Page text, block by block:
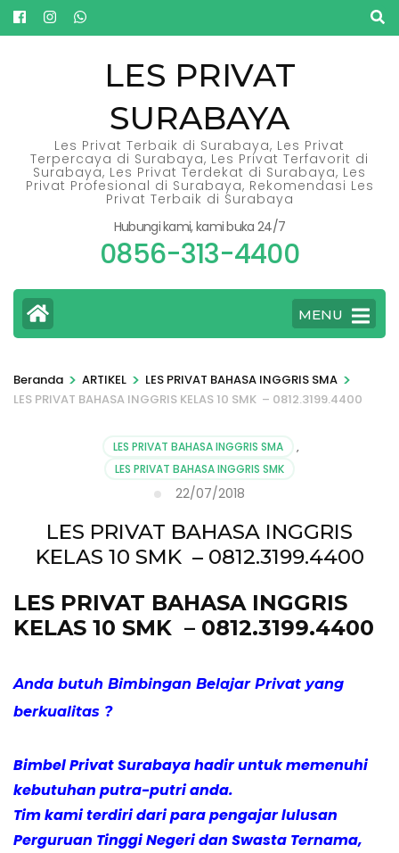
Lompat
ke
LES PRIVAT
SURABAYA
Les Privat Terbaik di Surabaya, Les Privat
Terpercaya di Surabaya, Les Privat Terfavorit di
Surabaya, Les Privat Terdekat di Surabaya, Les
Privat Profesional di Surabaya, Rekomendasi Les
Privat Terbaik di Surabaya
Hubungi kami, kami buka 24/7
0856-313-4400
MENU
Beranda > ARTIKEL > LES PRIVAT BAHASA INGGRIS SMA >
LES PRIVAT BAHASA INGGRIS KELAS 10 SMK – 0812.3199.4400
LES PRIVAT BAHASA INGGRIS SMA
,
LES PRIVAT BAHASA INGGRIS SMK
22/07/2018
LES PRIVAT BAHASA INGGRIS
KELAS 10 SMK – 0812.3199.4400
LES PRIVAT BAHASA INGGRIS
KELAS 10 SMK – 0812.3199.4400
Anda butuh Bimbingan Belajar Privat yang
berkualitas ?
Bimbel Privat Surabaya hadir untuk memenuhi
kebutuhan putra-putri anda.
Tim kami terdiri dari para pengajar lulusan
Perguruan Tinggi Negeri dan Swasta Ternama,